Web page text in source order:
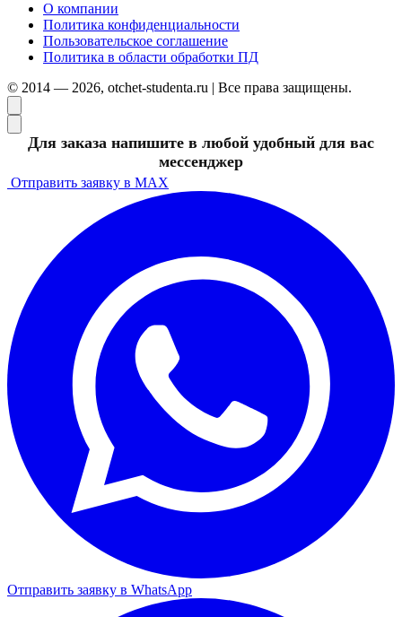
О компании
Политика конфиденциальности
Пользовательское соглашение
Политика в области обработки ПД
© 2014 — 2026, otchet-studenta.ru | Все права защищены.
Для заказа напишите в любой удобный для вас
мессенджер
Отправить заявку в MAX
Отправить заявку в WhatsApp